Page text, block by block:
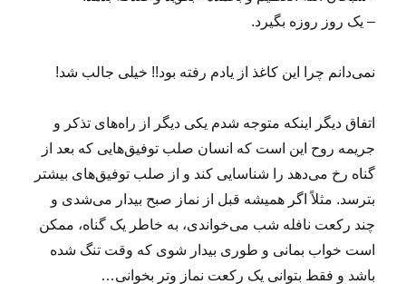
– یک روز روزه بگیرد.
نمی‌دانم چرا این کاغذ از یادم رفته بود!! خیلی جالب شد!
اتفاق دیگر اینکه متوجه شدم یکی دیگر از راه‌های تذکر و
جریمه روح این است که انسان صلب توفیق‌هایی که بعد از
گناه رخ می‌دهد را شناسایی کند و از صلب توفیق‌های بیشتر
بترسد. مثلاً اگر همیشه قبل از نماز صبح بیدار می‌شدی و
چند رکعت نافله شب می‌خواندی، به خاطر یک گناه، ممکن
است خواب بمانی و طوری بیدار شوی که وقت تنگ شده
باشد و فقط بتوانی یک رکعت نماز وتر بخوانی…